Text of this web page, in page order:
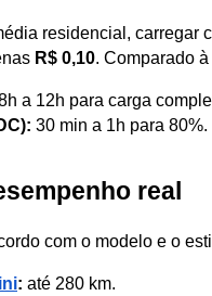
residencial, carregar
R$ 0,10. Comparado
a 12h para carga
30 min a 1h para 80%.
real
com o modelo e o
: até 280 km.